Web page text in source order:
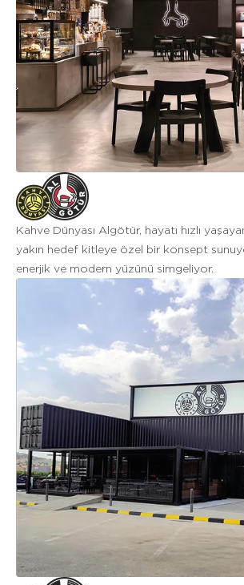
Kahve Dünyası Algötür, hayatı hızlı
yakın hedef kitleye özel bir konsept
enerjik ve modern yüzünü simgeliyor.